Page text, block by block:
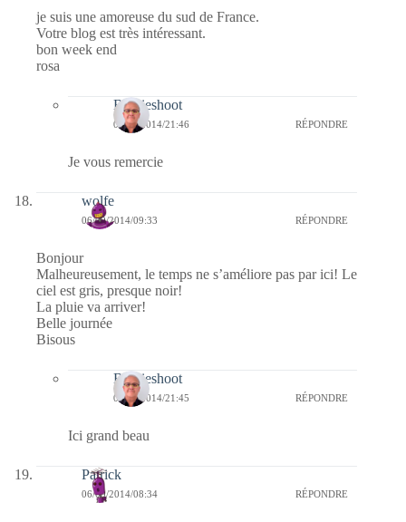
je suis une amoreuse du sud de France.
Votre blog est très intéressant.
bon week end
rosa
Bernieshoot
06/09/2014/21:46 RÉPONDRE
Je vous remercie
wolfe
06/09/2014/09:33 RÉPONDRE
Bonjour
Malheureusement, le temps ne s’améliore pas par ici! Le
ciel est gris, presque noir!
La pluie va arriver!
Belle journée
Bisous
Bernieshoot
06/09/2014/21:45 RÉPONDRE
Ici grand beau
Patrick
06/09/2014/08:34 RÉPONDRE